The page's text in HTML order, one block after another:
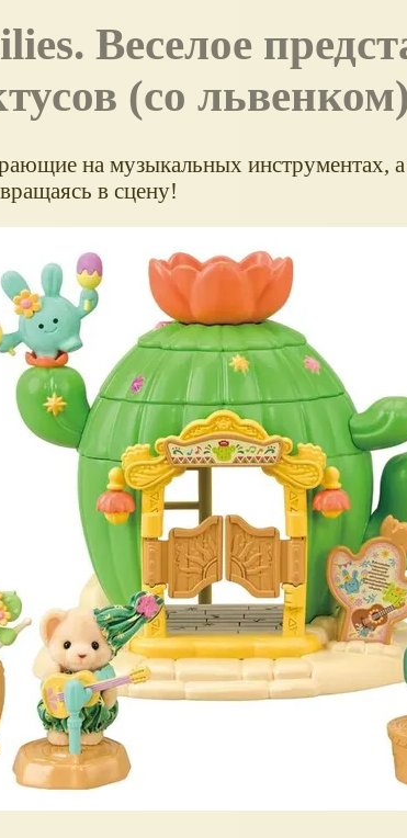
(со львенком)
на музыкальных инструментах,
в сцену!